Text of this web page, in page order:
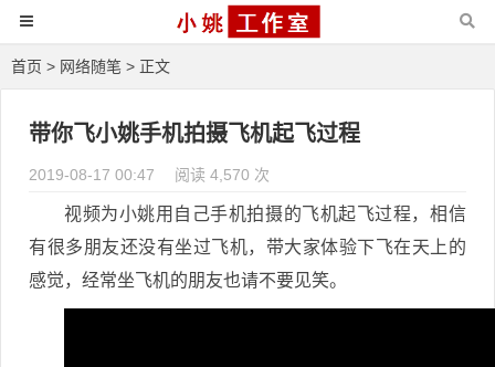
首页 > 网络随笔 > 正文
带你飞小姚手机拍摄飞机起飞过程
2019-08-17 00:47 阅读 4,570 次
视频为小姚用自己手机拍摄的飞机起飞过程，相信
有很多朋友还没有坐过飞机，带大家体验下飞在天上的
感觉，经常坐飞机的朋友也请不要见笑。